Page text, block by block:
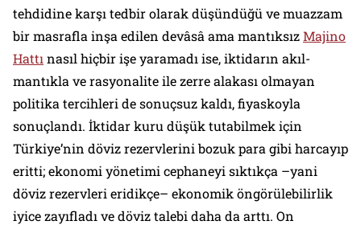
tehdidine karşı tedbir olarak düşündüğü ve muazzam
bir masrafla inşa edilen devâsâ ama mantıksızMajino
Hattı nasıl hiçbir işe yaramadı ise, iktidarın akıl-
mantıkla ve rasyonalite ile zerre alakası olmayan
politika tercihleri de sonuçsuz kaldı, fiyaskoyla
sonuçlandı. İktidar kuru düşük tutabilmek için
Türkiye’nin döviz rezervlerini bozuk para gibi harcayıp
eritti; ekonomi yönetimi cephaneyi sıktıkça –yani
döviz rezervleri eridikçe– ekonomik öngörülebilirlik
iyice zayıfladı ve döviz talebi daha da arttı. On